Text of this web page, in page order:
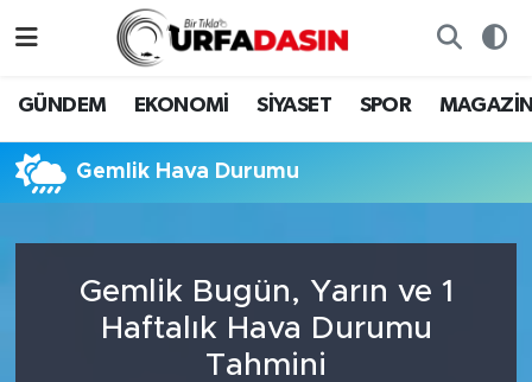
GÜNDEM EKONOMİ SİYASET SPOR
Gemlik Hava Durumu
Gemlik Bugün, Yarın ve 1
Haftalık Hava Durumu
Tahmini
MAGAZİN
Nöbetçi Eczaneler
Süper Lig Puan Durumu ve Fikstür